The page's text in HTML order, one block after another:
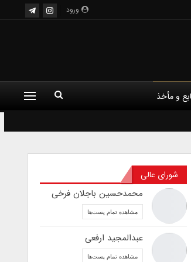
ورود
و مأخذ
شورای عالی
محمدحسین باجلان فرخی
مشاهده تمام پست‌ها
عبدالمجید ارفعی
مشاهده تمام پست‌ها